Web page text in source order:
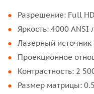
Разрешение: Full
Яркость: 4000 ANSI
Лазерный источник
Проекционное
Контрастность: 2
Размер матрицы: